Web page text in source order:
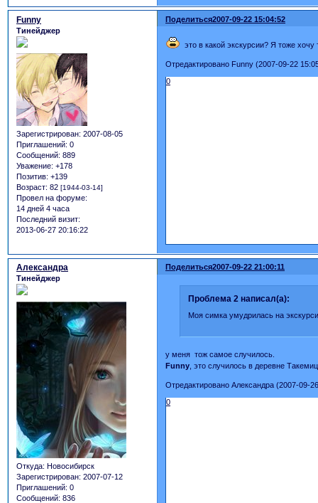
Поделиться2007-09-22 15:04:52
Funny
Тинейджер
Зарегистрирован: 2007-08-05
Приглашений: 0
Сообщений: 889
Уважение: +178
Позитив: +139
Возраст: 82 [1944-03-14]
Провел на форуме:
14 дней 4 часа
Последний визит:
2013-06-27 20:16:22
это в какой экскурсии? Я тоже
Отредактировано Funny (2007-09-22
0
Поделиться2007-09-22 21:00:11
Александра
Тинейджер
Откуда: Новосибирск
Зарегистрирован: 2007-07-12
Приглашений: 0
Сообщений: 836
Проблема 2 написал(а):
Моя симка умудрилась на
у меня тож самое случилось.
Funny , это случилось в деревне
Отредактировано Александра (2007-09-
0